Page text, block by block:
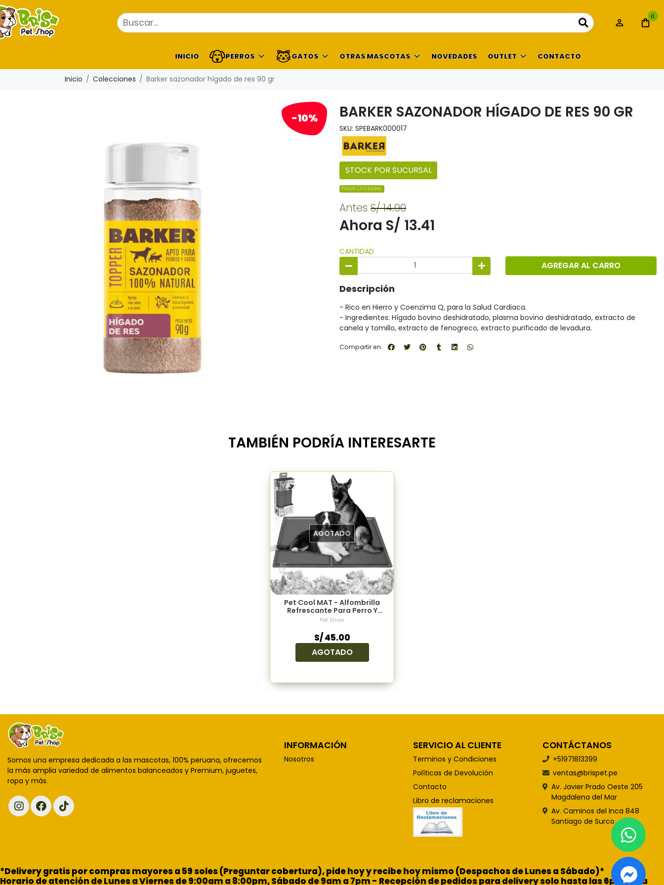
0
INICIO PERROS GATOS OTRAS MASCOTAS NOVEDADES OUTLET CONTACTO
Inicio Colecciones Barker sazonador hígado de res 90 gr
-10% BARKER SAZONADOR HÍGADO DE RES 90 GR
SKU: SPEBARK000017
STOCK POR SUCURSAL
Pocas Unidades.
Antes S/ 14.90
Ahora S/ 13.41
CANTIDAD
AGREGAR AL CARRO
Descripción
- Rico en Hierro y Coenzima Q, para la Salud Cardiaca.
- Ingredientes: Hígado bovino deshidratado, plasma bovino deshidratado, extracto de
canela y tomillo, extracto de fenogreco, extracto purificado de levadura.
Compartir en:
TAMBIÉN PODRÍA INTERESARTE
AGOTADO
Pet Cool MAT - Alfombrilla
Refrescante Para Perro Y
Gato Talla L (90cm X 50cm)
Pet Show
S/ 45.00
AGOTADO
Somos una empresa dedicada a las mascotas, 100% peruana, ofrecemos
la más amplia variedad de alimentos balanceados y Premium, juguetes,
ropa y más.
INFORMACIÓN
Nosotros
SERVICIO AL CLIENTE
Terminos y Condiciones
Políticas de Devolución
Contacto
Libro de reclamaciones
CONTÁCTANOS
+51971813399
ventas@brispet.pe
Av. Javier Prado Oeste 205
Magdalena del Mar
Av. Caminos del Inca 848
Santiago de Surco
*Delivery gratis por compras mayores a 59 soles (Preguntar cobertura), pide hoy y recibe hoy mismo (Despachos de Lunes a Sábado)*
Horario de atención de Lunes a Viernes de 9:00am a 8:00pm, Sábado de 9am a 7pm - Recepción de pedidos para delivery solo hasta las 6pm para